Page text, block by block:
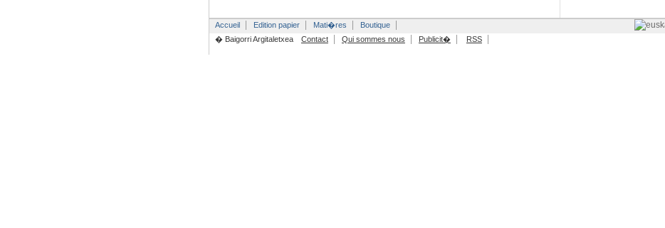
Accueil Edition papier Mati�res
Boutique
� Baigorri Argitaletxea
Contact Qui sommes nous Publicit� RSS